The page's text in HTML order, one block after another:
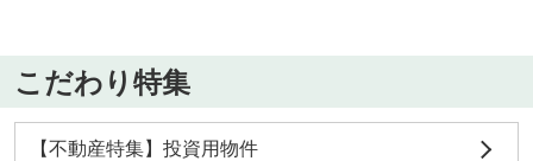
こだわり特集
【不動産特集】投資用物件